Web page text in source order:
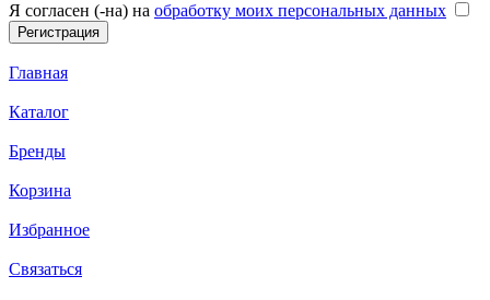
Я согласен (-на) на обработку моих персональных данных
Главная
Каталог
Бренды
Корзина
Избранное
Связаться